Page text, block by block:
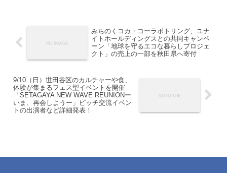
みちのくコカ・コーラボトリング、ユナ
イトホールディングスとの共同キャンペ
ーン「地球を守るエコな暮らしプロジェ
クト」の売上の一部を秋田県へ寄付
9/10（日）世田谷区のカルチャーや食、
体験が集まるフェス型イベントを開催
「SETAGAYA NEW WAVE REUNIONー
いま、再会しようー」ピッチ交流イベン
トの出演者など詳細発表！